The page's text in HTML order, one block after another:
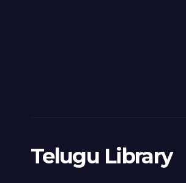
Telugu Library